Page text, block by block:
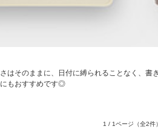
そのままに、日付に縛られることなく、書
にもおすすめです◎
1 / 1ページ （全2件）